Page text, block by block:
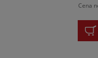
Cena